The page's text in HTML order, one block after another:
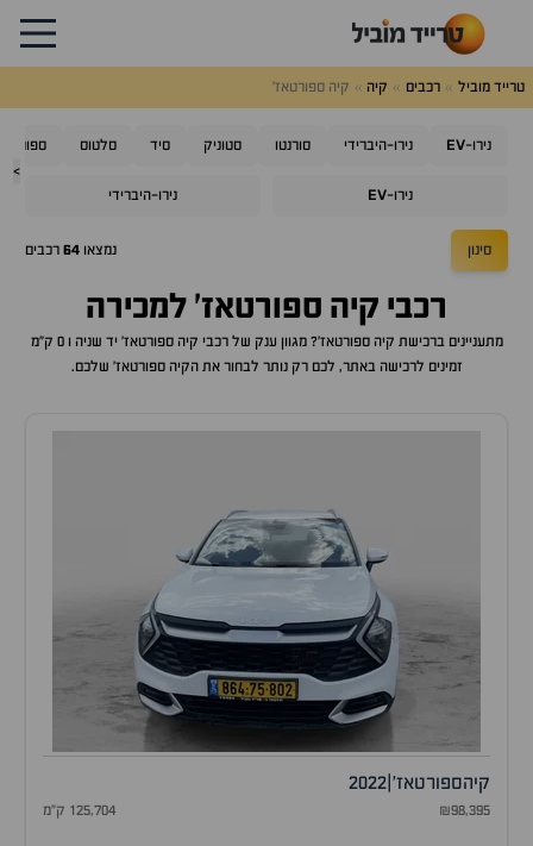
טרייד מוביל רכבים קיה קיה ספורטאז'
>
נירו-EV נירו-היברידי סורנטו סטוניק סיד סלטוס
נירו-EV נירו-היברידי
סינון נמצאו 64 רכבים
רכבי קיה ספורטאז' למכירה
מתעניינים ברכישת קיה ספורטאז'? מגוון ענק של רכבי קיה ספורטאז'
יד שניה ו 0 ק"מ
זמינים לרכישה באתר, לכם רק נותר לבחור את הקיה ספורטאז' שלכם.
קיהספורטאז' 2022
₪98,395 125,704 ק"מ